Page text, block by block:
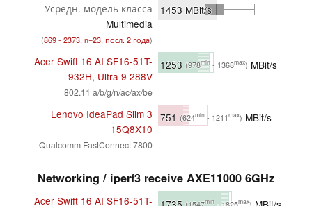
Усредн. модель класса
Multimedia
(869 - 2373, n=23, посл. 2 года)
1453 MBit/s
Acer Swift 16 AI SF16-51T-
932H, Ultra 9 288V
802.11 a/​b/​g/​n/​ac/​ax/​be
1253 (978min - 1368max) MBit/s
Lenovo IdeaPad Slim 3
15Q8X10
Qualcomm FastConnect 7800
751 (624min - 1211max) MBit/s
Networking / iperf3 receive AXE11000 6GHz
Acer Swift 16 AI SF16-51T-
min max